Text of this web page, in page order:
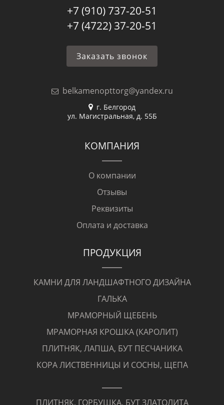
+7 (910) 737-20-51
+7 (4722) 37-20-51
Заказать звонок
belkamenopttorg@yandex.ru
г. Белгород
ул. Магистральная, д. 55Б
КОМПАНИЯ
О компании
Отзывы
Реквизиты
Оплата и доставка
ПРОДУКЦИЯ
КАМНИ ДЛЯ ЛАНДШАФТНОГО ДИЗАЙНА
ГАЛЬКА
МРАМОРНЫЙ ЩЕБЕНЬ
МРАМОРНАЯ КРОШКА (КАРОЛИТ)
ПЛИТНЯК, ЛАПША, БУТ ПЕСЧАНИКА
КОРА ЛИСТВЕННИЦЫ И СОСНЫ, ЩЕПА
ПЛИТНЯК, ГОРБУШКА, БУТ ЗЛАТОЛИТА